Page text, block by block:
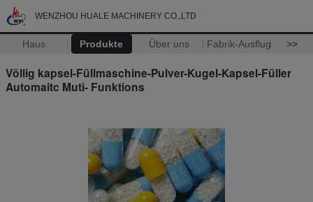
WENZHOU HUALE MACHINERY CO.,LTD
Haus Produkte Über uns Fabrik-Ausflug >>
Völlig kapsel-Füllmaschine-Pulver-Kugel-Kapsel-Füller
Automaitc Muti- Funktions